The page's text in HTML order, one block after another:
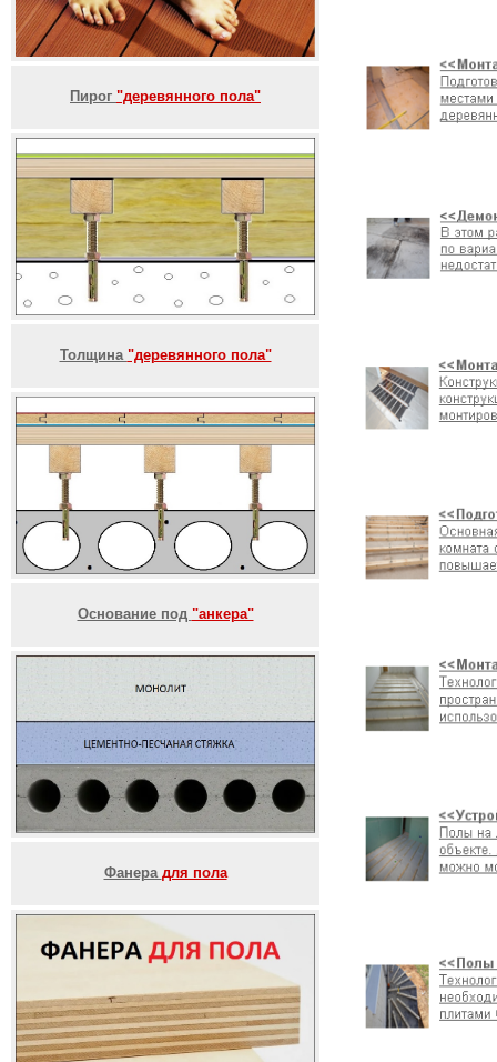
Пирог "деревянного пола"
Толщина "деревянного пола"
Основание под "анкера"
Фанера для пола